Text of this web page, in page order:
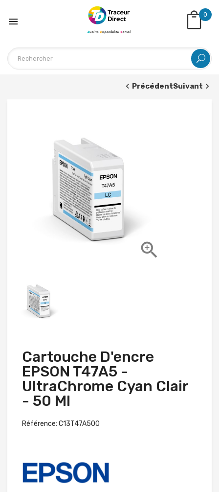

0
PrécédentSuivant

Cartouche D'encre
EPSON T47A5 -
UltraChrome Cyan Clair
- 50 Ml
Référence: C13T47A500